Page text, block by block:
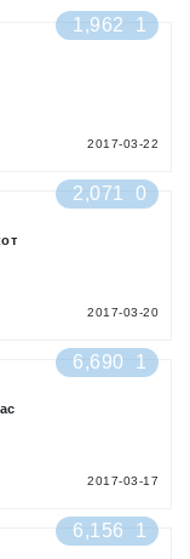
1,962
1
2017-03-22
2,071 0
2017-03-20
6,690 1
2017-03-17
6,156 1